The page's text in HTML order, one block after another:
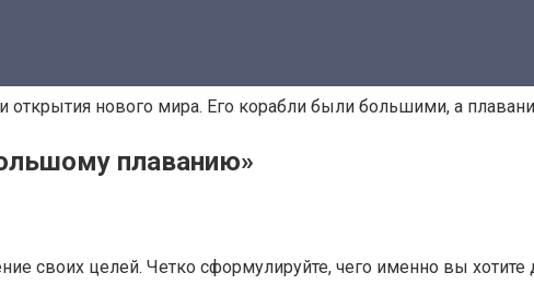
нового мира. Его корабли были большими, а
плаванию»
своих целей. Четко сформулируйте, чего именно вы